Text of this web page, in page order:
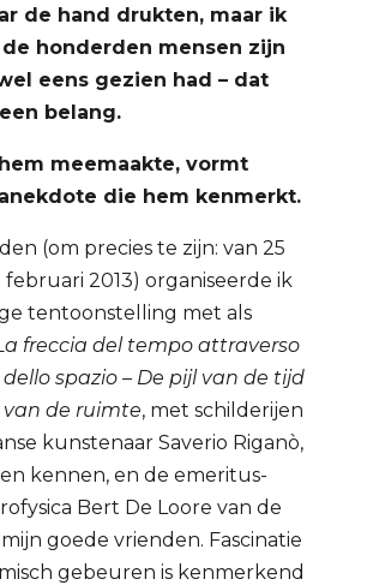
de hand drukten, maar ik
honderden mensen zijn
eens gezien had – dat
belang.
meemaakte, vormt
die hem kenmerkt.
(om precies te zijn: van 25
februari 2013) organiseerde ik
tentoonstelling met als
freccia del tempo attraverso
spazio – De pijl van de tijd
de ruimte, met schilderijen
kunstenaar Saverio Riganò,
kennen, en de emeritus-
Bert De Loore van de
goede vrienden. Fascinatie
gebeuren is kenmerkend